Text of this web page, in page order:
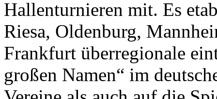
Hallenturnieren mit. Es
Riesa, Oldenburg,
Frankfurt überregionale
großen Namen“ im